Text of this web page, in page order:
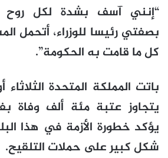
“إنني آسف بشدة لكل روح
بصفتي رئيسا للوزراء، أتحمل
كل ما قامت به الحكومة”.
باتت المملكة المتحدة
يتجاوز عتبة مئة ألف وفاة
يؤكد خطورة الأزمة في هذا
شكل كبير على حملات التلقيح.